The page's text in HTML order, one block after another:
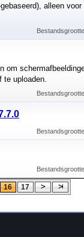
alleen voor
om
te uploaden.
16 17